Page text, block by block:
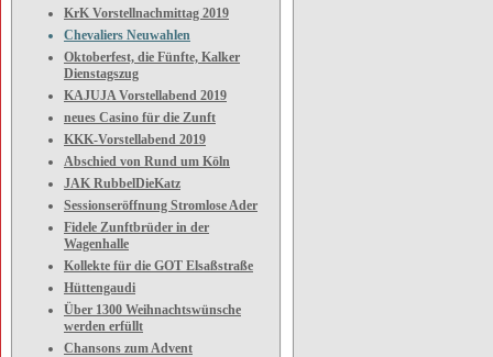
KrK Vorstellnachmittag 2019
Chevaliers Neuwahlen
Oktoberfest, die Fünfte, Kalker
Dienstagszug
KAJUJA Vorstellabend 2019
neues Casino für die Zunft
KKK-Vorstellabend 2019
Abschied von Rund um Köln
JAK RubbelDieKatz
Sessionseröffnung Stromlose Ader
Fidele Zunftbrüder in der
Wagenhalle
Kollekte für die GOT Elsaßstraße
Hüttengaudi
Über 1300 Weihnachtswünsche
werden erfüllt
Chansons zum Advent